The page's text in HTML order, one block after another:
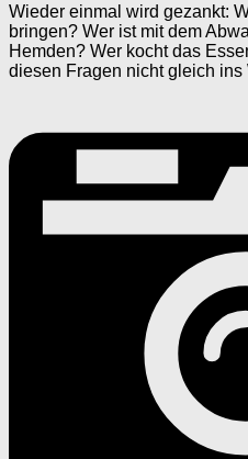
Wieder einmal wird gezankt:
bringen? Wer ist mit dem
Hemden? Wer kocht das
diesen Fragen nicht gleich ins